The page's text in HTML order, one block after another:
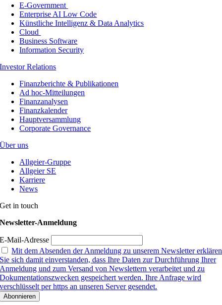
E-Government
Enterprise AI Low Code
Künstliche Intelligenz & Data Analytics
Cloud
Business Software
Information Security
Investor Relations
Finanzberichte & Publikationen
Ad hoc-Mitteilungen
Finanzanalysen
Finanzkalender
Hauptversammlung
Corporate Governance
Über uns
Allgeier-Gruppe
Allgeier SE
Karriere
News
Get in touch
Newsletter-Anmeldung
E-Mail-Adresse
Mit dem Absenden der Anmeldung zu unserem Newsletter erklären
Sie sich damit einverstanden, dass Ihre Daten zur Durchführung Ihrer
Anmeldung und zum Versand von Newslettern verarbeitet und zu
Dokumentationszwecken gespeichert werden. Ihre Anfrage wird
verschlüsselt per https an unseren Server gesendet.